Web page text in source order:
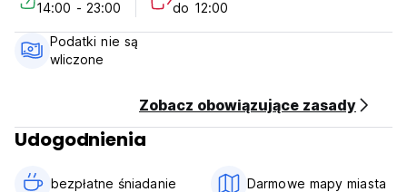
Proszę zanotować:
Zameldowanie: 14:00
Wymeldowanie: 12:00.
gotówką w dniu przyjazdu
(Auto-translated from original language)
14:00 - 23:00 do 12:00
Podatki nie są
wliczone
Zobacz obowiązujące zasady
Udogodnienia
bezpłatne śniadanie‎ Darmowe mapy miasta